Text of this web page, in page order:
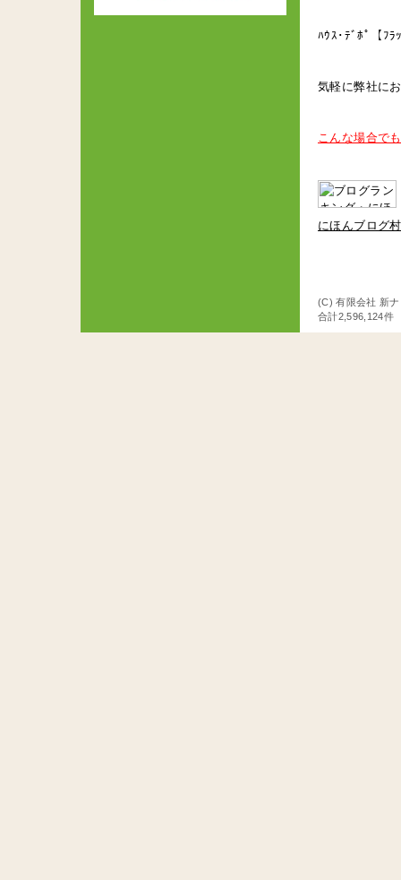
ﾊｳｽ･ﾃﾞﾎﾟ【ﾌﾗ
気軽に弊社に
こんな場合で
にほんブログ村
(C) 有限会社 新
合計2,596,124